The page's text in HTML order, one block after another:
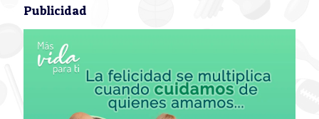
Publicidad